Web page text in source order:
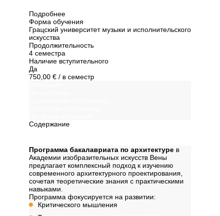
Подробнее
Форма обучения
Грацский университет музыки и исполнительского
искусства
Продолжительность
4 семестра
Наличие вступительного
Да
750,00 € / в семестр
Содержание
Программа бакалавриата по архитектуре в
Академии изобразительных искусств Вены
предлагает комплексный подход к изучению
современного архитектурного проектирования,
сочетая теоретические знания с практическими
навыками.
Программа фокусируется на развитии:
Критического мышления